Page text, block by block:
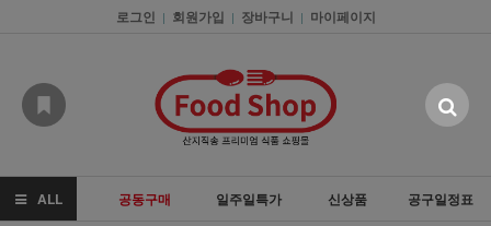
로그인 | 회원가입 | 장바구니 | 마이페이지
ALL 공동구매 일주일특가 신상품
공구일정표